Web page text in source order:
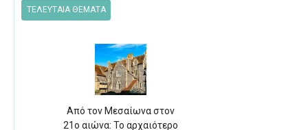
ΤΕΛΕΥΤΑΙΑ ΘΕΜΑΤΑ
Από τον Μεσαίωνα στον
21ο αιώνα: Το αρχαιότερο